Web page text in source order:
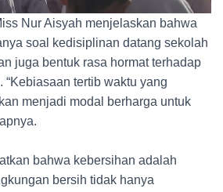
Nur Aisyah menjelaskan bahwa
soal kedisiplinan datang sekolah
juga bentuk rasa hormat terhadap
tertib waktu yang
menjadi modal berharga untuk
bahwa kebersihan adalah
bersih tidak hanya